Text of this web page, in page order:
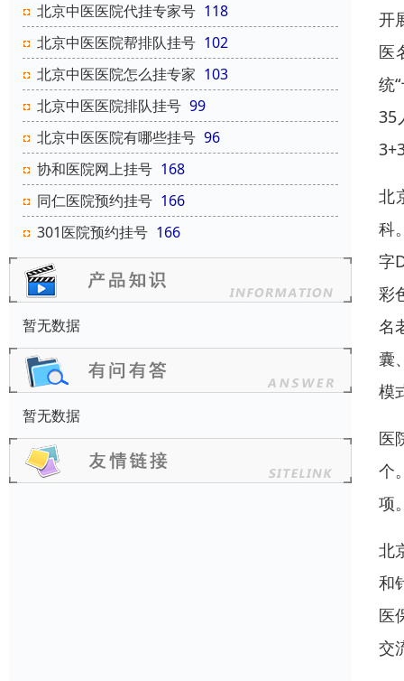
北京中医医院代挂专家号 118
北京中医医院帮排队挂号 102
北京中医医院怎么挂专家 103
北京中医医院排队挂号 99
北京中医医院有哪些挂号 96
协和医院网上挂号 168
同仁医院预约挂号 166
301医院预约挂号 166
暂无数据
暂无数据
开
医
统
35
北
科
字
彩
名
囊
模
医
个
项
北
和
医
交